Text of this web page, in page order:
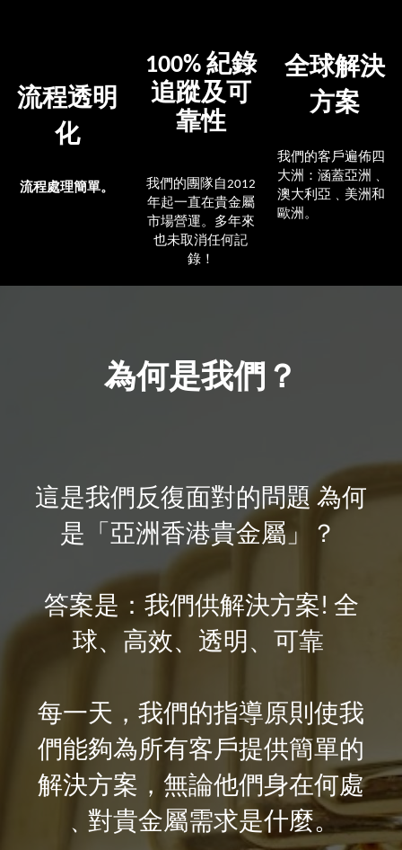
流程透明
化
流程處理簡單。
100% 紀錄
追蹤及可
靠性
我們的團隊自2012
年起一直在貴金屬
市場營運。多年來
也未取消任何記
錄！
全球解決
方案
我們的客戶遍佈四
大洲：涵蓋亞洲
澳大利亞﹑美洲和
歐洲。
為何是我們？
這是我們反復面對的問題為何
是「亞洲香港貴金屬」？
答案是：我們供解決方案! 全
球、高效、透明、可靠
每一天，我們的指導原則使我
們能夠為所有客戶提供簡單的
解決方案，無論他們身在何處
﹑對貴金屬需求是什麼。